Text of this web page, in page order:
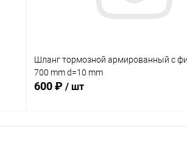
Шланг тормозной армированный с
700 mm d=10 mm
600 ₽ / шт